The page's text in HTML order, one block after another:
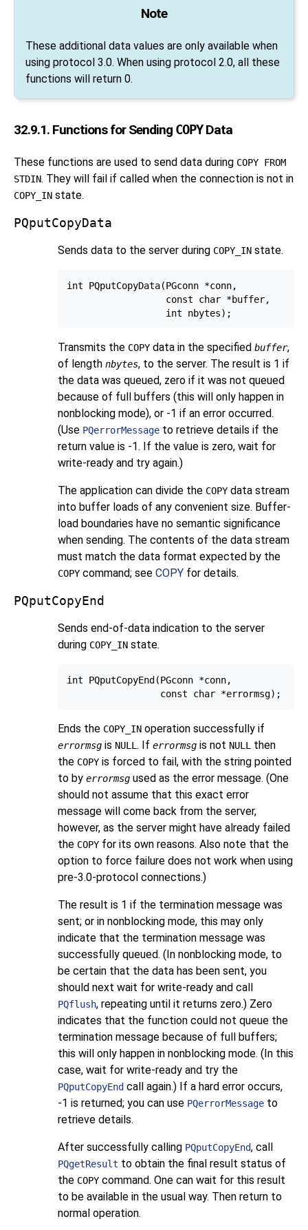
Note
These additional data values are only available when
using protocol 3.0. When using protocol 2.0, all these
functions will return 0.
32.9.1. Functions for Sending COPYData
These functions are used to send data during COPY FROM
STDIN. They will fail if called when the connection is not in
COPY_IN state.
PQputCopyData
Sends data to the server during COPY_IN state.
int PQputCopyData(PGconn *conn,
                  const char *buffer,
Transmits the COPY data in the specified buffer,
of length nbytes, to the server. The result is 1 if
the data was queued, zero if it was not queued
because of full buffers (this will only happen in
nonblocking mode), or -1 if an error occurred.
(Use PQerrorMessage to retrieve details if the
return value is -1. If the value is zero, wait for
write-ready and try again.)
The application can divide the COPY data stream
into buffer loads of any convenient size. Buffer-
load boundaries have no semantic significance
when sending. The contents of the data stream
must match the data format expected by the
COPY command; see COPY for details.
PQputCopyEnd
Sends end-of-data indication to the server
during COPY_IN state.
int PQputCopyEnd(PGconn *conn,
Ends the COPY_IN operation successfully if
errormsg is NULL . If errormsg is not NULL
then
the COPY is forced to fail, with the string pointed
to by errormsg used as the error message. (One
should not assume that this exact error
message will come back from the server,
however, as the server might have already failed
the COPY for its own reasons. Also note that the
option to force failure does not work when using
pre-3.0-protocol connections.)
The result is 1 if the termination message was
sent; or in nonblocking mode, this may only
indicate that the termination message was
successfully queued. (In nonblocking mode, to
be certain that the data has been sent, you
should next wait for write-ready and call
PQflush, repeating until it returns zero.) Zero
indicates that the function could not queue the
termination message because of full buffers;
this will only happen in nonblocking mode. (In this
case, wait for write-ready and try the
PQputCopyEnd call again.) If a hard error occurs,
-1 is returned; you can use PQerrorMessage to
retrieve details.
After successfully calling PQputCopyEnd, call
PQgetResult to obtain the final result status of
the COPY command. One can wait for this result
to be available in the usual way. Then return to
normal operation.